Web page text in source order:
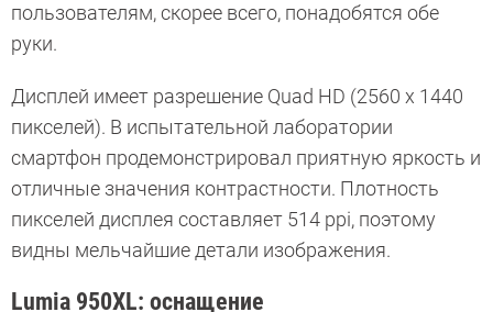
пользователям, скорее всего, понадобятся обе
руки.
Дисплей имеет разрешение Quad HD (2560 x 1440
пикселей). В испытательной лаборатории
смартфон продемонстрировал приятную яркость и
отличные значения контрастности. Плотность
пикселей дисплея составляет 514 ppi, поэтому
видны мельчайшие детали изображения.
Lumia 950XL: оснащение